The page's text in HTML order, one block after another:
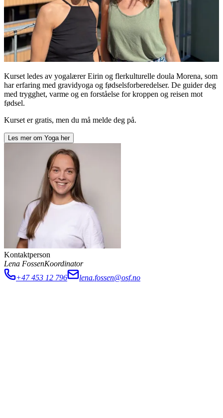
Kurset ledes av yogalærer Eirin og flerkulturelle doula Morena, som
har erfaring med gravidyoga og fødselsforberedelser. De guider deg
med trygghet, varme og en forståelse for kroppen og reisen mot
fødsel.
Kurset er gratis, men du må melde deg på.
Les mer om Yoga her
Kontaktperson
Lena FossenKoordinator
+47 453 12 796
lena.fossen@osf.no